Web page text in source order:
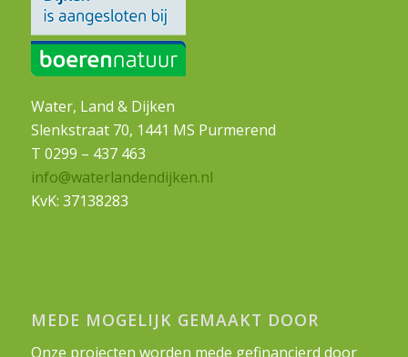
Water, Land & Dijken
Slenkstraat 70, 1441 MS Purmerend
T 0299 – 437 463
info@waterlandendijken.nl
KvK: 37138283
MEDE MOGELIJK GEMAAKT DOOR
Onze projecten worden mede gefinancierd door